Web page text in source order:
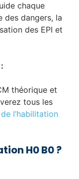
chaque
des dangers, la
des EPI et
théorique et
tous les
l’habilitation
H0 B0 ?